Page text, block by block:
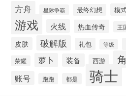
方舟 星际争霸 最终幻想 模
游戏 火线 热血传奇 王
皮肤 破解版 礼包 等级
荣耀 萝卜 装备 西游
账号 跑跑 都是 骑士